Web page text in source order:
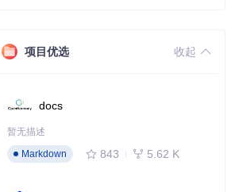
项目优选 收起
docs
暂无描述
Markdown
843 5.62 K